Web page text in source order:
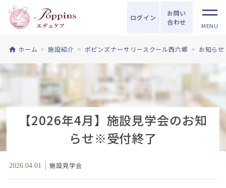
ログイン
お問い
合わせ
MENU
ホーム 施設紹介 ポピンズナーサリースクール西六郷 お知らせ
【2026年4月】施設見学会のお知
らせ※受付終了
2026.04.01 施設見学会